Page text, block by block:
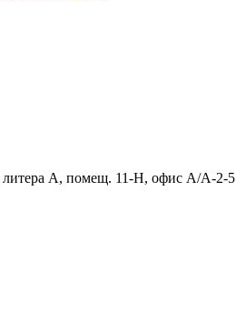
литера А, помещ. 11-Н, офис А/А-2-5